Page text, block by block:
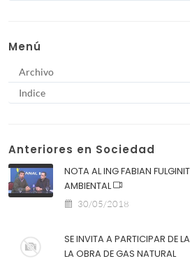
Menú
Archivo
Indice
Anteriores en Sociedad
NOTA AL ING FABIAN
AMBIENTAL
30/05/2018
SE INVITA A PARTICIPAR DE
LA OBRA DE GAS NATURAL